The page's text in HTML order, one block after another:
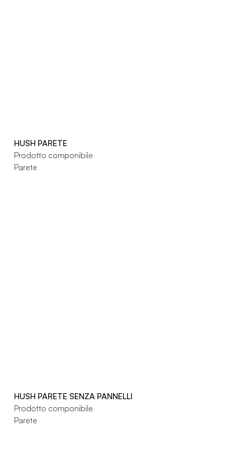
HUSH PARETE
Prodotto componibile
Parete
HUSH PARETE SENZA PANNELLI
Prodotto componibile
Parete